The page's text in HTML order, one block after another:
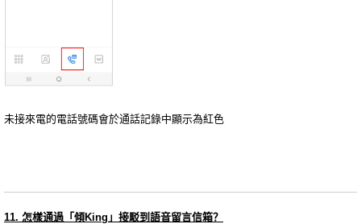
未接來電的電話號碼會於通話記錄中顯示為紅色
11. 怎樣通過「傾King」接駁到語音留言信箱？